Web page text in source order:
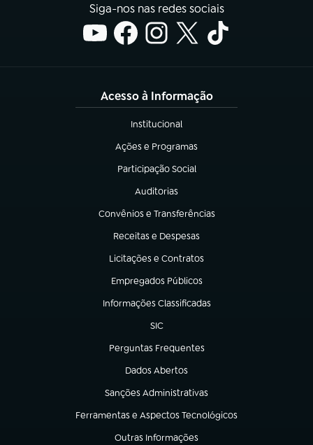
Siga-nos nas redes sociais
Acesso à Informação
Institucional
(abre em nova aba)
Ações e Programas
(abre em nova aba)
Participação Social
(abre em nova aba)
Auditorias
(abre em nova aba)
Convênios e Transferências
(abre em nova aba)
Receitas e Despesas
(abre em nova aba)
Licitações e Contratos
(abre em nova aba)
Empregados Públicos
(abre em nova aba)
Informações Classificadas
(abre em nova aba)
SIC
(abre em nova aba)
Perguntas Frequentes
(abre em nova aba)
Dados Abertos
(abre em nova aba)
Sanções Administrativas
(abre em nova aba)
Ferramentas e Aspectos Tecnológicos
(abre em nova aba)
Outras Informações
(abre em nova aba)